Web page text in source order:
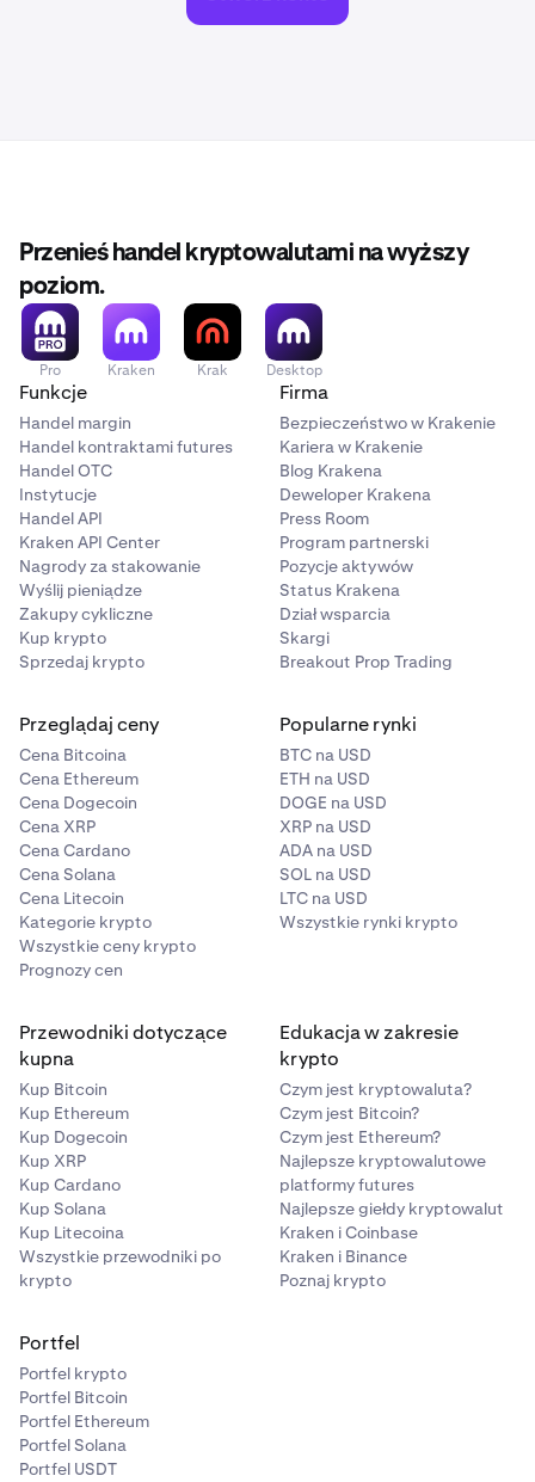
Przenieś handel kryptowalutami na wyższy
poziom.
Pro Kraken Krak Desktop
Funkcje
Handel margin
Handel kontraktami futures
Handel OTC
Instytucje
Handel API
Kraken API Center
Nagrody za stakowanie
Wyślij pieniądze
Zakupy cykliczne
Kup krypto
Sprzedaj krypto
Firma
Bezpieczeństwo w Krakenie
Kariera w Krakenie
Blog Krakena
Deweloper Krakena
Press Room
Program partnerski
Pozycje aktywów
Status Krakena
Dział wsparcia
Skargi
Breakout Prop Trading
Przeglądaj ceny
Cena Bitcoina
Cena Ethereum
Cena Dogecoin
Cena XRP
Cena Cardano
Cena Solana
Cena Litecoin
Kategorie krypto
Wszystkie ceny krypto
Prognozy cen
Popularne rynki
BTC na USD
ETH na USD
DOGE na USD
XRP na USD
ADA na USD
SOL na USD
LTC na USD
Wszystkie rynki krypto
Przewodniki dotyczące
kupna
Kup Bitcoin
Kup Ethereum
Kup Dogecoin
Kup XRP
Kup Cardano
Kup Solana
Kup Litecoina
Wszystkie przewodniki po
krypto
Edukacja w zakresie
krypto
Czym jest kryptowaluta?
Czym jest Bitcoin?
Czym jest Ethereum?
Najlepsze kryptowalutowe
platformy futures
Najlepsze giełdy kryptowalut
Kraken i Coinbase
Kraken i Binance
Poznaj krypto
Portfel
Portfel krypto
Portfel Bitcoin
Portfel Ethereum
Portfel Solana
Portfel USDT